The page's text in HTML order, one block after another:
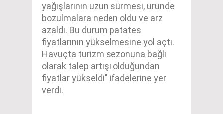
yağışlarının uzun sürmesi, üründe
bozulmalara neden oldu ve arz
azaldı. Bu durum patates
fiyatlarının yükselmesine yol açtı.
Havuçta turizm sezonuna bağlı
olarak talep artışı olduğundan
fiyatlar yükseldi" ifadelerine yer
verdi.